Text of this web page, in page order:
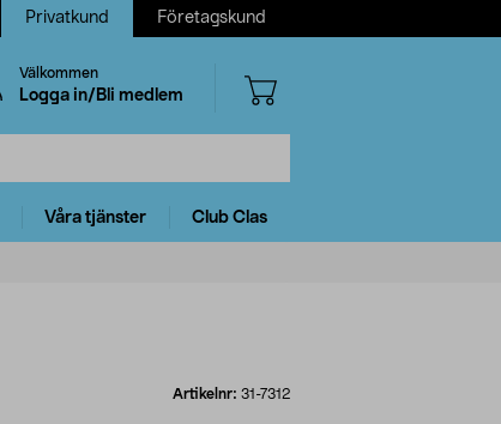
Privatkund Företagskund
Välkommen
Logga in/Bli medlem
Våra tjänster Club Clas
Artikelnr: 31-7312